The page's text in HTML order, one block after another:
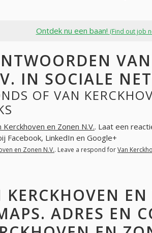
Ontdek nu een baan! (Find out job
IN SOCIALE
OF VAN
Kerckhoven en Zonen N.V.. Laat een
Facebook, LinkedIn en Google+
en Zonen N.V.. Leave a respond forVan
KERCKHOVEN
ADRES EN